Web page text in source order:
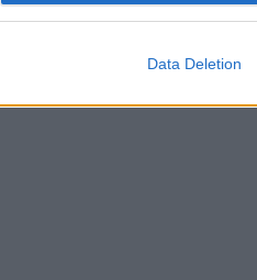
Data Deletion